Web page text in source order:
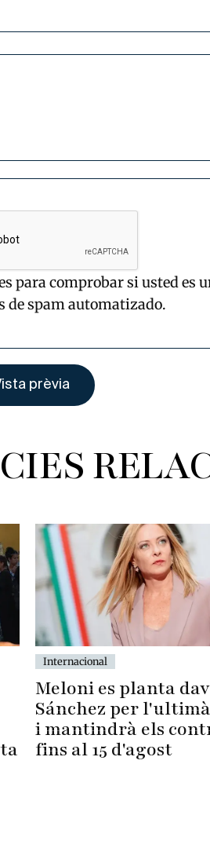
para comprobar si usted es
de spam automatizado.
Internacional
Meloni es planta
Sánchez per
i mantindrà els
fins al 15 d'agost